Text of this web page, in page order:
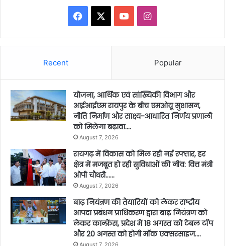
Facebook YouTubeInstagram
Recent Popular
योजना, आर्थिक एवं सांख्यिकी विभाग और
आईआईएम रायपुर के बीच एमओयू सुशासन,
नीति निर्माण और साक्ष्य-आधारित निर्णय प्रणाली
को मिलेगा बढ़ावा….
August 7, 2026
रायगढ़ में विकास को मिल रही नई रफ्तार, हर
क्षेत्र में मजबूत हो रही सुविधाओं की नींव: वित्त मंत्री
ओपी चौधरी……
August 7, 2026
बाढ़ नियंत्रण की तैयारियों को लेकर राष्ट्रीय
आपदा प्रबंधन प्राधिकरण द्वारा बाढ़ नियंत्रण को
लेकर कान्फ्रेंस, प्रदेश में 18 अगस्त को टेबल टॉप
और 20 अगस्त को होगी मॉक एक्सरसाइज….
August 7, 2026